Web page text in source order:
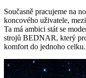
Současně pracujeme na
koncového uživatele,
Ta má ambici stát se
strojů BEDNAR, který
komfort do jednoho celku.